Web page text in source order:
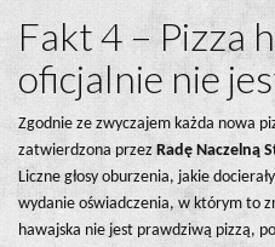
Fakt 4 – Pizza
oficjalnie nie
Zgodnie ze zwyczajem każda nowa
zatwierdzona przez Radę Naczelną
Liczne głosy oburzenia, jakie
wydanie oświadczenia, w którym to
hawajska nie jest prawdziwą pizzą,